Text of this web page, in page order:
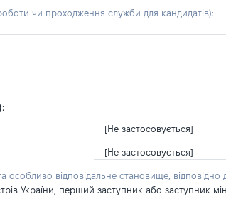
чи проходження служби для кандидатів):
[Не застосовується]
[Не застосовується]
відповідальне становище, відповідно
України, перший заступник або заступник